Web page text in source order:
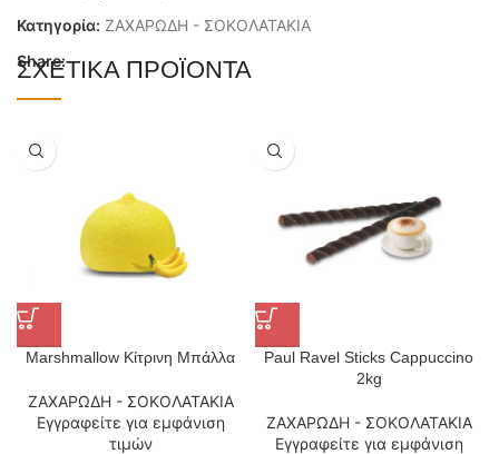
Κατηγορία: ΖΑΧΑΡΩΔΗ - ΣΟΚΟΛΑΤΑΚΙΑ
Share:
ΣΧΕΤΙΚΆ ΠΡΟΪΌΝΤΑ
Marshmallow Κίτρινη Μπάλλα
ΖΑΧΑΡΩΔΗ - ΣΟΚΟΛΑΤΑΚΙΑ
Εγγραφείτε για εμφάνιση
τιμών
Paul Ravel Sticks Cappuccino
2kg
ΖΑΧΑΡΩΔΗ - ΣΟΚΟΛΑΤΑΚΙΑ
Εγγραφείτε για εμφάνιση